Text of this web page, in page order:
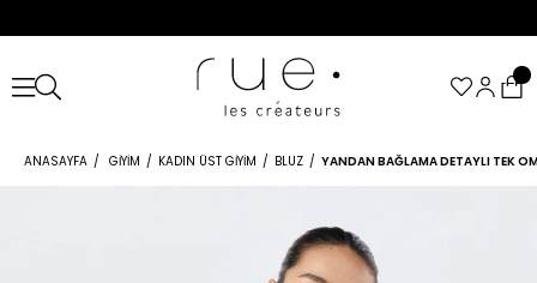
ANASAYFA GIYIM KADIN ÜST GIYIM BLUZ YANDAN BAĞLAMA DETAYLI TEK